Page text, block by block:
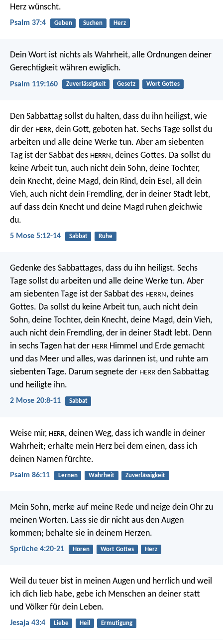
Herz wünscht.
Psalm 37:4 Geben Suchen Herz
Dein Wort ist nichts als Wahrheit, alle Ordnungen deiner
Gerechtigkeit währen ewiglich.
Psalm 119:160 Zuverlässigkeit Gesetz Wort Gottes
Den Sabbattag sollst du halten, dass du ihn heiligst, wie
dir der HERR, dein Gott, geboten hat. Sechs Tage sollst du
arbeiten und alle deine Werke tun. Aber am siebenten
Tag ist der Sabbat des HERRN , deines Gottes. Da sollst du
keine Arbeit tun, auch nicht dein Sohn, deine Tochter,
dein Knecht, deine Magd, dein Rind, dein Esel, all dein
Vieh, auch nicht dein Fremdling, der in deiner Stadt lebt,
auf dass dein Knecht und deine Magd ruhen gleichwie
du.
5 Mose 5:12-14 Sabbat Ruhe
Gedenke des Sabbattages, dass du ihn heiligst. Sechs
Tage sollst du arbeiten und alle deine Werke tun. Aber
am siebenten Tage ist der Sabbat des HERRN, deines
Gottes. Da sollst du keine Arbeit tun, auch nicht dein
Sohn, deine Tochter, dein Knecht, deine Magd, dein Vieh,
auch nicht dein Fremdling, der in deiner Stadt lebt. Denn
in sechs Tagen hat der HERR Himmel und Erde gemacht
und das Meer und alles, was darinnen ist, und ruhte am
siebenten Tage. Darum segnete der HERR den Sabbattag
und heiligte ihn.
2 Mose 20:8-11 Sabbat
Weise mir, HERR, deinen Weg, dass ich wandle in deiner
Wahrheit; erhalte mein Herz bei dem einen, dass ich
deinen Namen fürchte.
Psalm 86:11 Lernen Wahrheit Zuverlässigkeit
Mein Sohn, merke auf meine Rede und neige dein Ohr zu
meinen Worten. Lass sie dir nicht aus den Augen
kommen; behalte sie in deinem Herzen.
Sprüche 4:20-21 Hören Wort Gottes Herz
Weil du teuer bist in meinen Augen und herrlich und weil
ich dich lieb habe, gebe ich Menschen an deiner statt
und Völker für dein Leben.
Jesaja 43:4 Liebe Heil Ermutigung